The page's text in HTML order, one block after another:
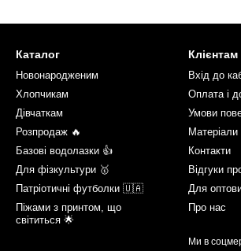
Каталог
Новонародженим
Хлопчикам
Дівчаткам
Розпродаж 🔥
Базові водолазки 👍
Для фізкультури 🥇
Патріотичні футболки 🇺🇦
Піжами з принтом, що
світиться 🌟
Клієнтам
Вхід до
Оплата і
Умови
Матеріали
Контакти
Відгуки
Для
Про нас
Ми в